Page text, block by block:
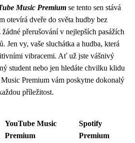
Music Premium se tento sen stává
otevírá dveře do světa hudby bez
přerušování v nejlepších pasážích
Jen vy, vaše sluchátka a hudba, která
vibracemi. Ať už jste vášnivý
student nebo jen hledáte chvilku klidu
Premium vám poskytne dokonalý
příležitost.
YouTube Music
Premium
Spotify
Premium